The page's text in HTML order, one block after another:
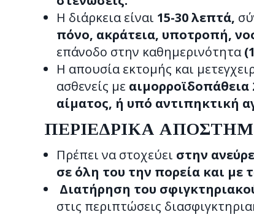
Η διάρκεια είναι 15-30 λεπτά,
πόνο, ακράτεια, υποτροπή,
επάνοδο στην καθημερινότητα
Η απουσία εκτομής και
ασθενείς με αιμορροϊδοπάθεια
αίματος, ή υπό αντιπηκτική
ΠΕΡΙΕΔΡΙΚΑ
Πρέπει να στοχεύει στην
σε όλη του την πορεία και με
Διατήρηση του
στις περιπτώσεις